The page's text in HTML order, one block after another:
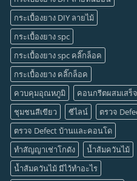
กระเบื้องยาง DIY ลายไม้
กระเบื้องยาง spc
กระเบื้องยาง spc คลิ๊กล็อค
กระเบื้องยาง คลิ๊กล็อค
ควบคุมอุณหภูมิ
คอนกรีตผสมเสร็จ
ชุมชนสีเขียว
ซีไลน์
ตรวจ
ตรวจ Defect บ้านและคอนโด
ทำสัญญาเช่าโกดัง
น้ำส้มควันไม้
น้ำส้มควันไม้ มีไว้ทำอะไร